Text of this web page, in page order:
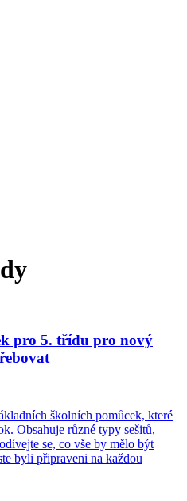
pro 5. třídu pro nový
školních pomůcek, které
Obsahuje různé typy sešitů,
se, co vše by mělo být
byli připraveni na každou